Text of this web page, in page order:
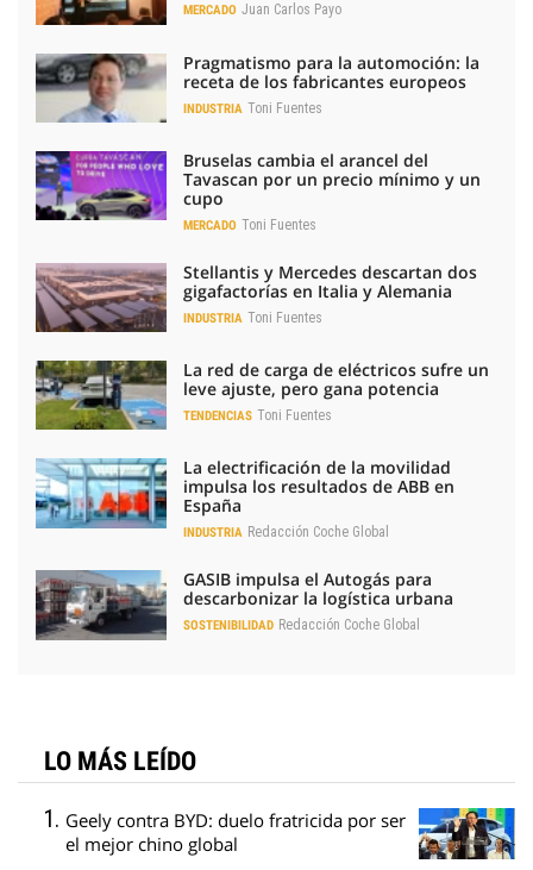
MERCADO Juan Carlos Payo
Pragmatismo para la automoción: la
receta de los fabricantes europeos
INDUSTRIA Toni Fuentes
Bruselas cambia el arancel del
Tavascan por un precio mínimo y un
cupo
MERCADO Toni Fuentes
Stellantis y Mercedes descartan dos
gigafactorías en Italia y Alemania
INDUSTRIA Toni Fuentes
La red de carga de eléctricos sufre un
leve ajuste, pero gana potencia
TENDENCIAS Toni Fuentes
La electrificación de la movilidad
impulsa los resultados de ABB en
España
INDUSTRIA Redacción Coche Global
GASIB impulsa el Autogás para
descarbonizar la logística urbana
SOSTENIBILIDAD Redacción Coche Global
LO MÁS LEÍDO
Geely contra BYD: duelo fratricida por ser
el mejor chino global